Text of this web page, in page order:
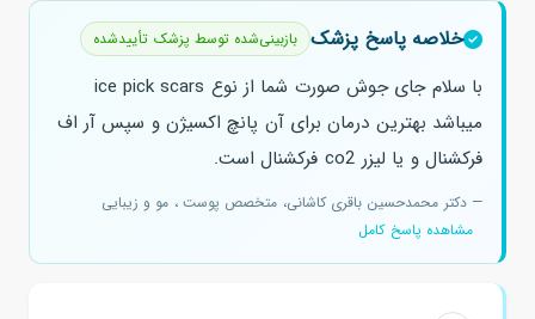
خلاصه پاسخ پزشک بازبینی‌شده توسط پزشک تأییدشده
با سلام جای جوش صورت شما از نوع ice pick scars
میباشد بهترین درمان برای آن پانچ اکسیژن و سپس آر اف
فرکشنال و یا لیزر co2 فرکشنال است.
— دکتر محمدحسین باقری کاشانی، متخصص پوست ، مو و زیبایی
مشاهده پاسخ کامل